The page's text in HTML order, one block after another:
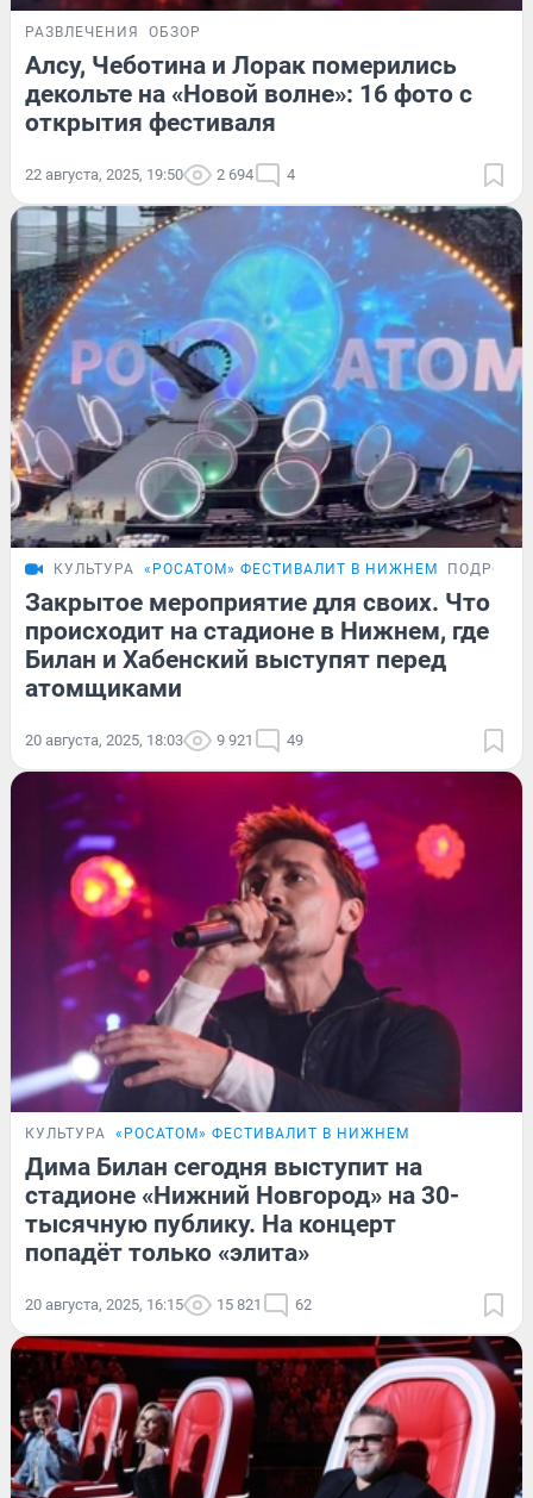
РАЗВЛЕЧЕНИЯ ОБЗОР
Алсу, Чеботина и Лорак померились
декольте на «Новой волне»: 16 фото с
открытия фестиваля
22 августа, 2025, 19:50 2 694 4
КУЛЬТУРА «РОСАТОМ» ФЕСТИВАЛИТ В НИЖНЕМ
Закрытое мероприятие для своих. Что
происходит на стадионе в Нижнем, где
Билан и Хабенский выступят перед
атомщиками
20 августа, 2025, 18:03 9 921 49
КУЛЬТУРА «РОСАТОМ» ФЕСТИВАЛИТ В НИЖНЕМ
Дима Билан сегодня выступит на
стадионе «Нижний Новгород» на 30-
тысячную публику. На концерт
попадёт только «элита»
20 августа, 2025, 16:15 15 821 62